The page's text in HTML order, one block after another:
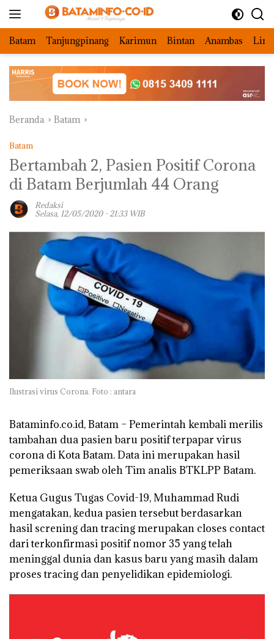
Batam Tanjungpinang Karimun Bintan Anambas
Beranda Batam
Batam
Bertambah 2, Pasien Positif Corona
di Batam Berjumlah 44 Orang
Redaksi
Selasa, 12/05/2020 - 21:33 WIB
Ilustrasi virus Corona. Foto : antara
Bataminfo.co.id, Batam – Pemerintah kembali merilis
tambahan dua pasien baru positif terpapar virus
corona di Kota Batam. Data ini merupakan hasil
pemeriksaan swab oleh Tim analis BTKLPP Batam.
Ketua Gugus Tugas Covid-19, Muhammad Rudi
mengatakan, kedua pasien tersebut berdasarkan
hasil screning dan tracing merupakan closes contact
dari terkonfirmasi positif nomor 35 yang telah
meninggal dunia dan kasus baru yang masih dalam
proses tracing dan penyelidikan epidemiologi.